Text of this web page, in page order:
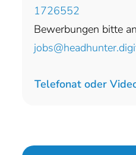
1726552
Bewerbungen bitte an
Telefonat oder